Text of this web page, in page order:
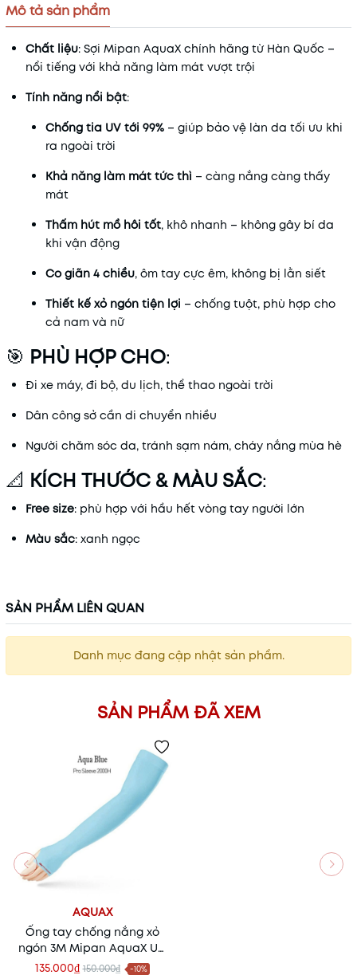
Mô tả sản phẩm
Chất liệu: Sợi Mipan AquaX chính hãng từ Hàn Quốc –
nổi tiếng với khả năng làm mát vượt trội
Tính năng nổi bật:
Chống tia UV tới 99% – giúp bảo vệ làn da tối ưu khi
ra ngoài trời
Khả năng làm mát tức thì – càng nắng càng thấy
mát
Thấm hút mồ hôi tốt, khô nhanh – không gây bí da
khi vận động
Co giãn 4 chiều, ôm tay cực êm, không bị lằn siết
Thiết kế xỏ ngón tiện lợi – chống tuột, phù hợp cho
cả nam và nữ
🎯 PHÙ HỢP CHO:
Đi xe máy, đi bộ, du lịch, thể thao ngoài trời
Dân công sở cần di chuyển nhiều
Người chăm sóc da, tránh sạm nám, cháy nắng mùa hè
📐 KÍCH THƯỚC & MÀU SẮC:
Free size: phù hợp với hầu hết vòng tay người lớn
Màu sắc: xanh ngọc
SẢN PHẨM LIÊN QUAN
Danh mục đang cập nhật sản phẩm.
SẢN PHẨM ĐÃ XEM
AQUAX
Ống tay chống nắng xỏ
ngón 3M Mipan AquaX UV
Protection Cool Wristlet
135.000₫ 150.000₫ -10%